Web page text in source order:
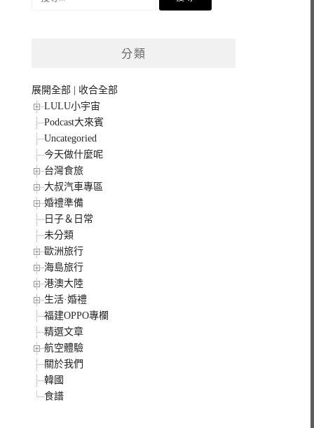
分類
展開全部
收合全部
LULU小宇宙
Podcast大來賓
Uncategoried
今天做什麼呢
台灣食旅
大叔汽車專區
婚禮準備
日子＆日常
未分類
歐洲旅行
海島旅行
港澳大陸
生活·婚禮
福建OPPO專欄
精選文章
航空體驗
關於我們
韓國
食譜